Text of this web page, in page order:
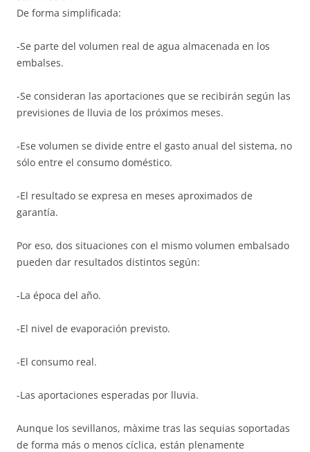
De forma simplificada:
-Se parte del volumen real de agua almacenada en los
embalses.
-Se consideran las aportaciones que se recibirán según las
previsiones de lluvia de los próximos meses.
-Ese volumen se divide entre el gasto anual del sistema, no
sólo entre el consumo doméstico.
-El resultado se expresa en meses aproximados de
garantía.
Por eso, dos situaciones con el mismo volumen embalsado
pueden dar resultados distintos según:
-La época del año.
-El nivel de evaporación previsto.
-El consumo real.
-Las aportaciones esperadas por lluvia.
Aunque los sevillanos, màxime tras las sequias soportadas
de forma más o menos cíclica, están plenamente